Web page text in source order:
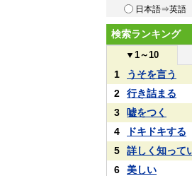
日本語⇒英語
検索ランキング
▼ 1～10
1
うそを言う
2
行き詰まる
3
嘘をつく
4
ドキドキする
5
詳しく知って
6
美しい